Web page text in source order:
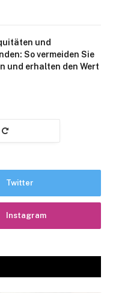
und
So vermeiden Sie
und erhalten den Wert
Twitter
Instagram